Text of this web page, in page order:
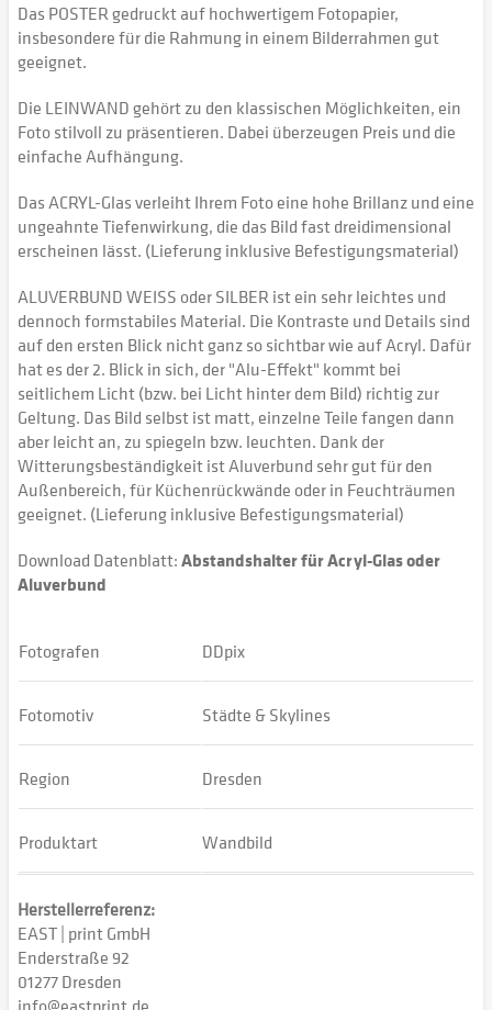
Das POSTER gedruckt auf hochwertigem Fotopapier,
insbesondere für die Rahmung in einem Bilderrahmen gut
geeignet.
Die LEINWAND gehört zu den klassischen Möglichkeiten, ein
Foto stilvoll zu präsentieren. Dabei überzeugen Preis und die
einfache Aufhängung.
Das ACRYL-Glas verleiht Ihrem Foto eine hohe Brillanz und eine
ungeahnte Tiefenwirkung, die das Bild fast dreidimensional
erscheinen lässt. (Lieferung inklusive Befestigungsmaterial)
ALUVERBUND WEISS oder SILBER ist ein sehr leichtes und
dennoch formstabiles Material. Die Kontraste und Details sind
auf den ersten Blick nicht ganz so sichtbar wie auf Acryl. Dafür
hat es der 2. Blick in sich, der "Alu-Effekt" kommt bei
seitlichem Licht (bzw. bei Licht hinter dem Bild) richtig zur
Geltung. Das Bild selbst ist matt, einzelne Teile fangen dann
aber leicht an, zu spiegeln bzw. leuchten. Dank der
Witterungsbeständigkeit ist Aluverbund sehr gut für den
Außenbereich, für Küchenrückwände oder in Feuchträumen
geeignet. (Lieferung inklusive Befestigungsmaterial)
Download Datenblatt:Abstandshalter für Acryl-Glas oder
Aluverbund
Fotografen DDpix
Fotomotiv Städte & Skylines
Region Dresden
Produktart Wandbild
Herstellerreferenz:
EAST | print GmbH
Enderstraße 92
01277 Dresden